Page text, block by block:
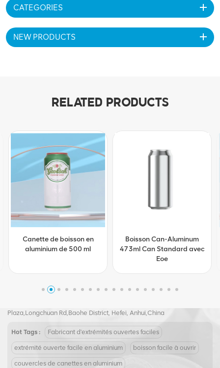
CATEGORIES
NEW PRODUCTS
RELATED PRODUCTS
Canette de boisson en
aluminium de 500 ml
Boisson Can-Aluminum
473ml Can Standard avec
Eoe
Tel :+8617855139217
joy@biopin.vip
Plaza,Longchuan Rd,Baohe District, Hefei, Anhui,China
Hot Tags : Fabricant d'extrémités ouvertes faciles
extrémité ouverte facile en aluminium boisson facile à ouvrir
couvercles de canettes en aluminium